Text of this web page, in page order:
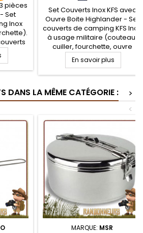
pièces
Set
Inox
très
les
se
les
Set Couverts Inox KFS avec
Ouvre Boite Highlander - Set
couverts de camping KFS Inox
à usage militaire (couteau,
cuiller, fourchette, ouvre
boite, décapsuleur). Pratique,
en acier inoxydable sera très
robuste et adapté à tous les
range dans le manche de
l'ouvre boite, pour les
En savoir plus
DANS LA MÊME CATÉGORIE :
>
<
MARQUE: MSR